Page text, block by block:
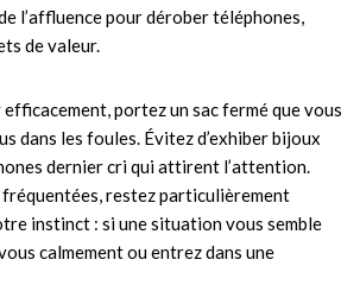
l’affluence pour dérober téléphones,
de valeur.
portez un sac fermé que vous
dans les foules. Évitez d’exhiber bijoux
dernier cri qui attirent l’attention.
fréquentées, restez particulièrement
instinct : si une situation vous semble
calmement ou entrez dans une